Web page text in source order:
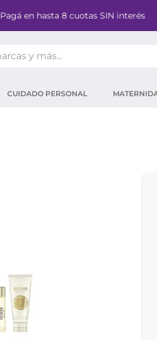
Pagá en hasta 8 cuotas SIN interés
CUIDADO PERSONAL